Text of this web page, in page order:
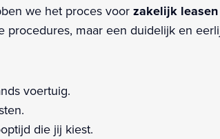
we het proces voorzakelijk
maar een duidelijk en
voertuig.
die jij kiest.